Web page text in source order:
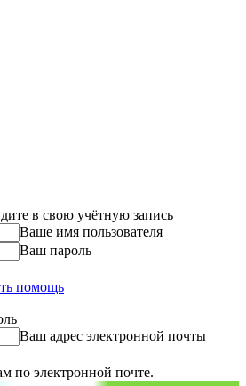
в свою учётную запись
Ваше имя пользователя
Ваш пароль
помощь
Ваш адрес электронной почты
по электронной почте.